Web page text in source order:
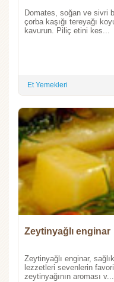
Domates, soğan ve sivri
çorba kaşığı tereyağı
kavurun. Piliç etini kes...
Et Yemekleri
Zeytinyağlı enginar
Zeytinyağlı enginar,
lezzetleri sevenlerin
zeytinyağının aroması v...